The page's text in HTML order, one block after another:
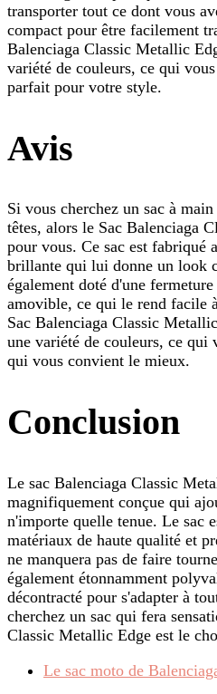
transporter tout ce dont vous
compact pour être facilement
Balenciaga Classic Metallic
variété de couleurs, ce qui
parfait pour votre style.
Avis
Si vous cherchez un sac à
têtes, alors le Sac Balenciaga
pour vous. Ce sac est
brillante qui lui donne un look
également doté d'une
amovible, ce qui le rend facile
Sac Balenciaga Classic
une variété de couleurs, ce qui
qui vous convient le mieux.
Conclusion
Le sac Balenciaga Classic
magnifiquement conçue qui
n'importe quelle tenue. Le sac
matériaux de haute qualité et
ne manquera pas de faire
également étonnamment
décontracté pour s'adapter à
cherchez un sac qui fera
Classic Metallic Edge est le
Le sac moto de